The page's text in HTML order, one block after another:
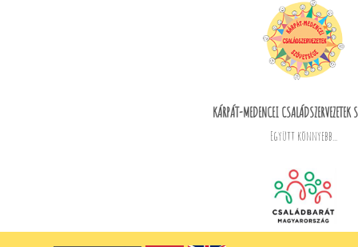
KÁRPÁT-MEDENCEI CSALÁDSZERVEZETEK
Együtt könnyebb...